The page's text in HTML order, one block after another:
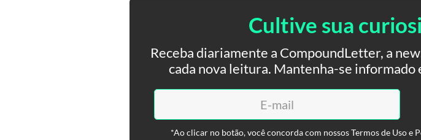
Cultive sua
Receba diariamente a CompoundLetter, a
cada nova leitura. Mantenha-se
*Ao clicar no botão, você concorda com nossos Termos de Uso